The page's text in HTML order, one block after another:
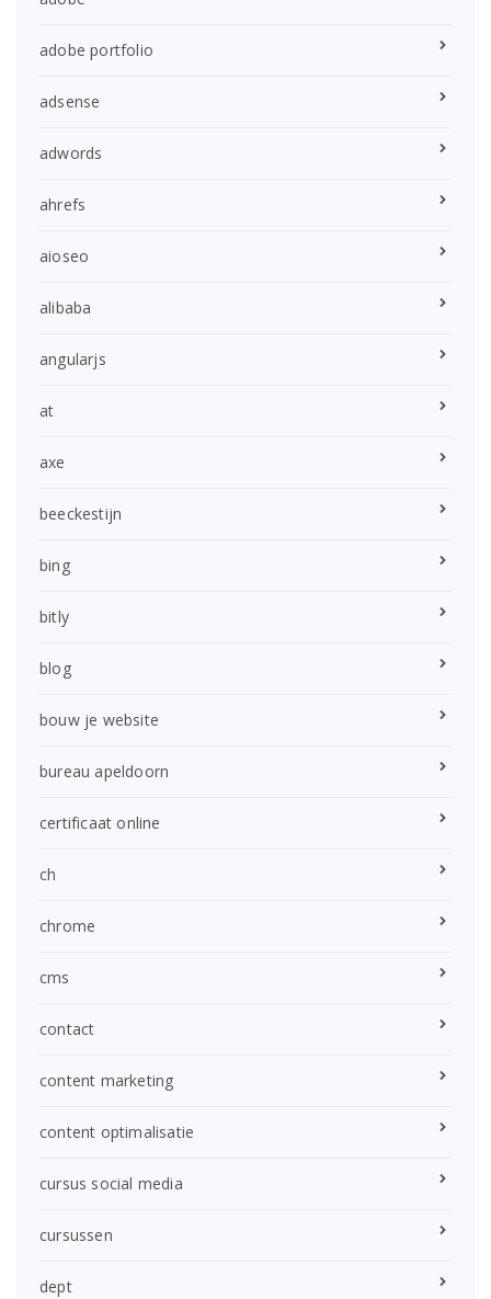
adobe portfolio
adsense
adwords
ahrefs
aioseo
alibaba
angularjs
at
axe
beeckestijn
bing
bitly
blog
bouw je website
bureau apeldoorn
certificaat online
ch
chrome
cms
contact
content marketing
content optimalisatie
cursus social media
cursussen
dept